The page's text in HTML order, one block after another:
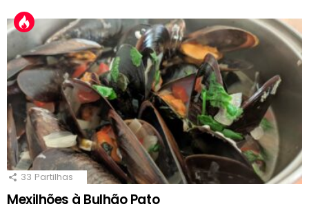
33 Partilhas
Mexilhões à Bulhão Pato